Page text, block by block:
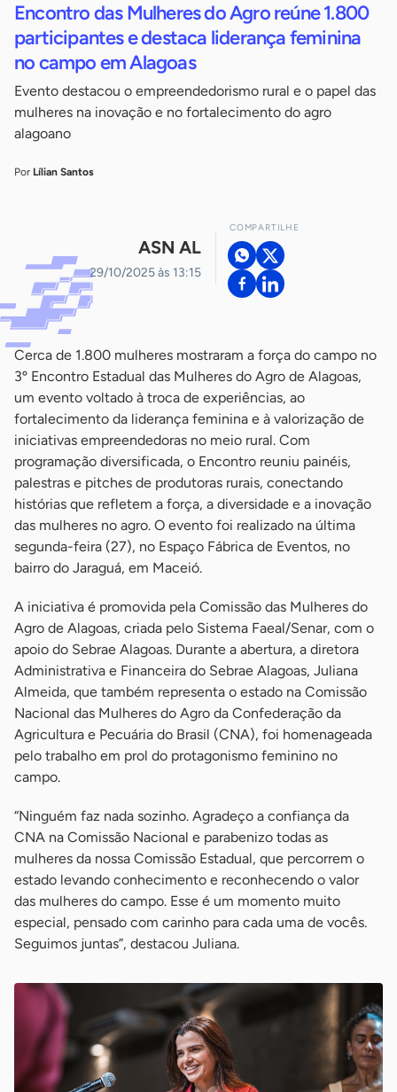
Encontro das Mulheres do Agro reúne 1.800
participantes e destaca liderança feminina
no campo em Alagoas
Evento destacou o empreendedorismo rural e o papel das
mulheres na inovação e no fortalecimento do agro
alagoano
Por Lílian Santos
ASN AL
29/10/2025 às 13:15
COMPARTILHE
Cerca de 1.800 mulheres mostraram a força do campo no
3º Encontro Estadual das Mulheres do Agro de Alagoas,
um evento voltado à troca de experiências, ao
fortalecimento da liderança feminina e à valorização de
iniciativas empreendedoras no meio rural. Com
programação diversificada, o Encontro reuniu painéis,
palestras e pitches de produtoras rurais, conectando
histórias que refletem a força, a diversidade e a inovação
das mulheres no agro. O evento foi realizado na última
segunda-feira (27), no Espaço Fábrica de Eventos, no
bairro do Jaraguá, em Maceió.
A iniciativa é promovida pela Comissão das Mulheres do
Agro de Alagoas, criada pelo Sistema Faeal/Senar, com o
apoio do Sebrae Alagoas. Durante a abertura, a diretora
Administrativa e Financeira do Sebrae Alagoas, Juliana
Almeida, que também representa o estado na Comissão
Nacional das Mulheres do Agro da Confederação da
Agricultura e Pecuária do Brasil (CNA), foi homenageada
pelo trabalho em prol do protagonismo feminino no
campo.
“Ninguém faz nada sozinho. Agradeço a confiança da
CNA na Comissão Nacional e parabenizo todas as
mulheres da nossa Comissão Estadual, que percorrem o
estado levando conhecimento e reconhecendo o valor
das mulheres do campo. Esse é um momento muito
especial, pensado com carinho para cada uma de vocês.
Seguimos juntas”, destacou Juliana.